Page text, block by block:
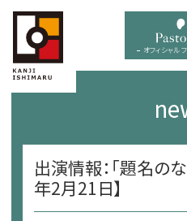
menu オフィシャル
出演情報：「題名の
年2月21日】